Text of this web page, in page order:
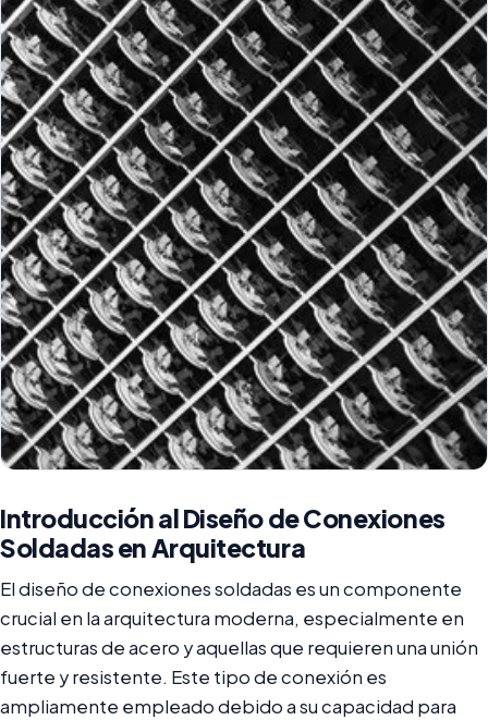
Introducción al Diseño de Conexiones
Soldadas en Arquitectura
El diseño de conexiones soldadas es un componente
crucial en la arquitectura moderna, especialmente en
estructuras de acero y aquellas que requieren una unión
fuerte y resistente. Este tipo de conexión es
ampliamente empleado debido a su capacidad para